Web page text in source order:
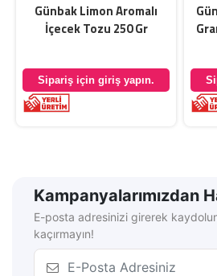
Günbak Limon Aromalı
İçecek Tozu 250 Gr
Sipariş için giriş yapın.
Kampanyalarımızdan
E-posta adresinizi girerek
kaçırmayın!